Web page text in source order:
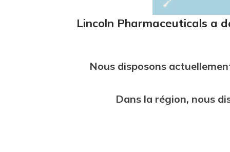
Lincoln Pharmaceuticals a
Nous disposons
Dans la région, nous